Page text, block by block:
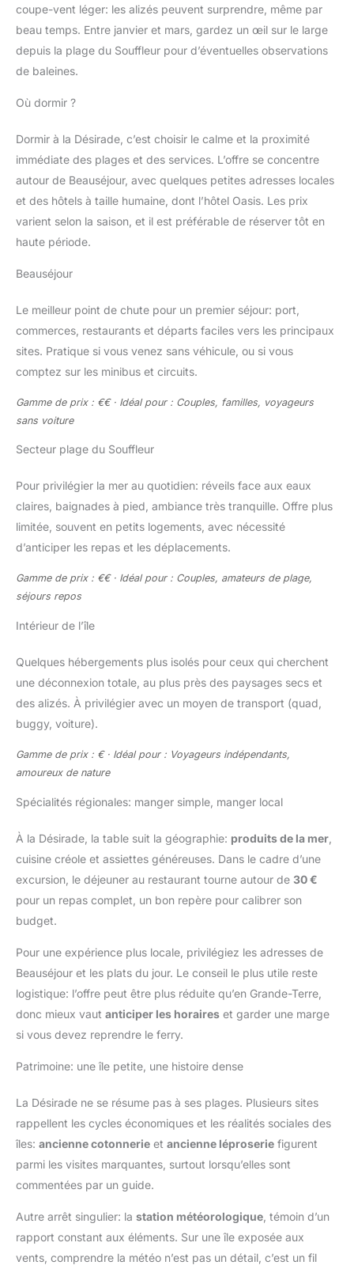
coupe-vent léger: les alizés peuvent surprendre, même par
beau temps. Entre janvier et mars, gardez un œil sur le large
depuis la plage du Souffleur pour d’éventuelles observations
de baleines.
Où dormir ?
Dormir à la Désirade, c’est choisir le calme et la proximité
immédiate des plages et des services. L’offre se concentre
autour de Beauséjour, avec quelques petites adresses locales
et des hôtels à taille humaine, dont l’hôtel Oasis. Les prix
varient selon la saison, et il est préférable de réserver tôt en
haute période.
Beauséjour
Le meilleur point de chute pour un premier séjour: port,
commerces, restaurants et départs faciles vers les principaux
sites. Pratique si vous venez sans véhicule, ou si vous
comptez sur les minibus et circuits.
Gamme de prix : €€ · Idéal pour : Couples, familles, voyageurs
sans voiture
Secteur plage du Souffleur
Pour privilégier la mer au quotidien: réveils face aux eaux
claires, baignades à pied, ambiance très tranquille. Offre plus
limitée, souvent en petits logements, avec nécessité
d’anticiper les repas et les déplacements.
Gamme de prix : €€ · Idéal pour : Couples, amateurs de plage,
séjours repos
Intérieur de l’île
Quelques hébergements plus isolés pour ceux qui cherchent
une déconnexion totale, au plus près des paysages secs et
des alizés. À privilégier avec un moyen de transport (quad,
buggy, voiture).
Gamme de prix : € · Idéal pour : Voyageurs indépendants,
amoureux de nature
Spécialités régionales: manger simple, manger local
À la Désirade, la table suit la géographie: produits de la mer
cuisine créole et assiettes généreuses. Dans le cadre d’une
excursion, le déjeuner au restaurant tourne autour de 30 €
pour un repas complet, un bon repère pour calibrer son
budget.
Pour une expérience plus locale, privilégiez les adresses de
Beauséjour et les plats du jour. Le conseil le plus utile reste
logistique: l’offre peut être plus réduite qu’en Grande-Terre,
donc mieux vaut anticiper les horaires et garder une marge
si vous devez reprendre le ferry.
Patrimoine: une île petite, une histoire dense
La Désirade ne se résume pas à ses plages. Plusieurs sites
rappellent les cycles économiques et les réalités sociales des
îles: ancienne cotonnerie et ancienne léproserie figurent
parmi les visites marquantes, surtout lorsqu’elles sont
commentées par un guide.
Autre arrêt singulier: la station météorologique , témoin d’un
rapport constant aux éléments. Sur une île exposée aux
vents, comprendre la météo n’est pas un détail, c’est un fil